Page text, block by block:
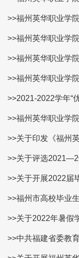
>>福州英华职业学
>>福州英华职业学
>>福州英华职业学
>>福州英华职业学
>>2021-2022学年“
>>福州英华职业学
>>关于印发《福州
>>关于评选
>>关于开展2022届
>>福州市高校毕业
>>关于2022年暑假
>>中共福建省委教